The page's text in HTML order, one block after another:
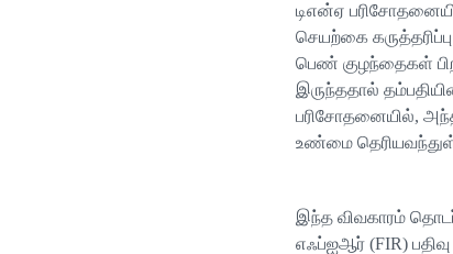
டிஎன்ஏ
செயற்கை
பெண் குழந்தைகள்
இருந்ததால்
பரிசோதனையில்,
உண்மை
இந்த விவகாரம்
எஃப்ஐஆர் (FIR)